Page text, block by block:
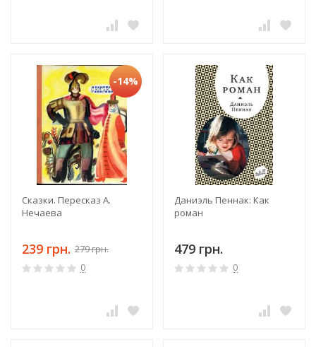
-14%
Сказки. Пересказ А.
Нечаева
239 грн. 279 грн.
0
Даниэль Пеннак: Как
роман
479 грн.
0